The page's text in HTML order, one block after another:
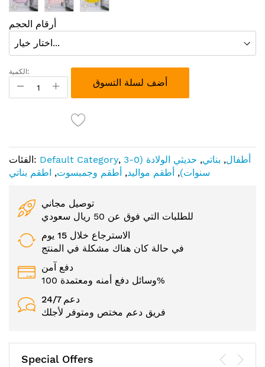
أرقام الحجم
الكمية:
أضف لسلة التسوق
الفئات: Default Category, أطفال, بناتي,
حديثي الولادة (0-3
سنوات), أطقم مواليد, أطقم وجمبسوت, اطقم بناتي
توصيل مجاني
للطلبات التي فوق عن 50 ريال سعودي
الاسترجاع خلال 15 يوم
في حالة كان هناك مشكلة في المنتج
دفع آمن
وسائل دفع أمنه ومعتمدة 100%
24/7 دعم
فريق دعم مختص ومتوفر لأجلك
Special Offers